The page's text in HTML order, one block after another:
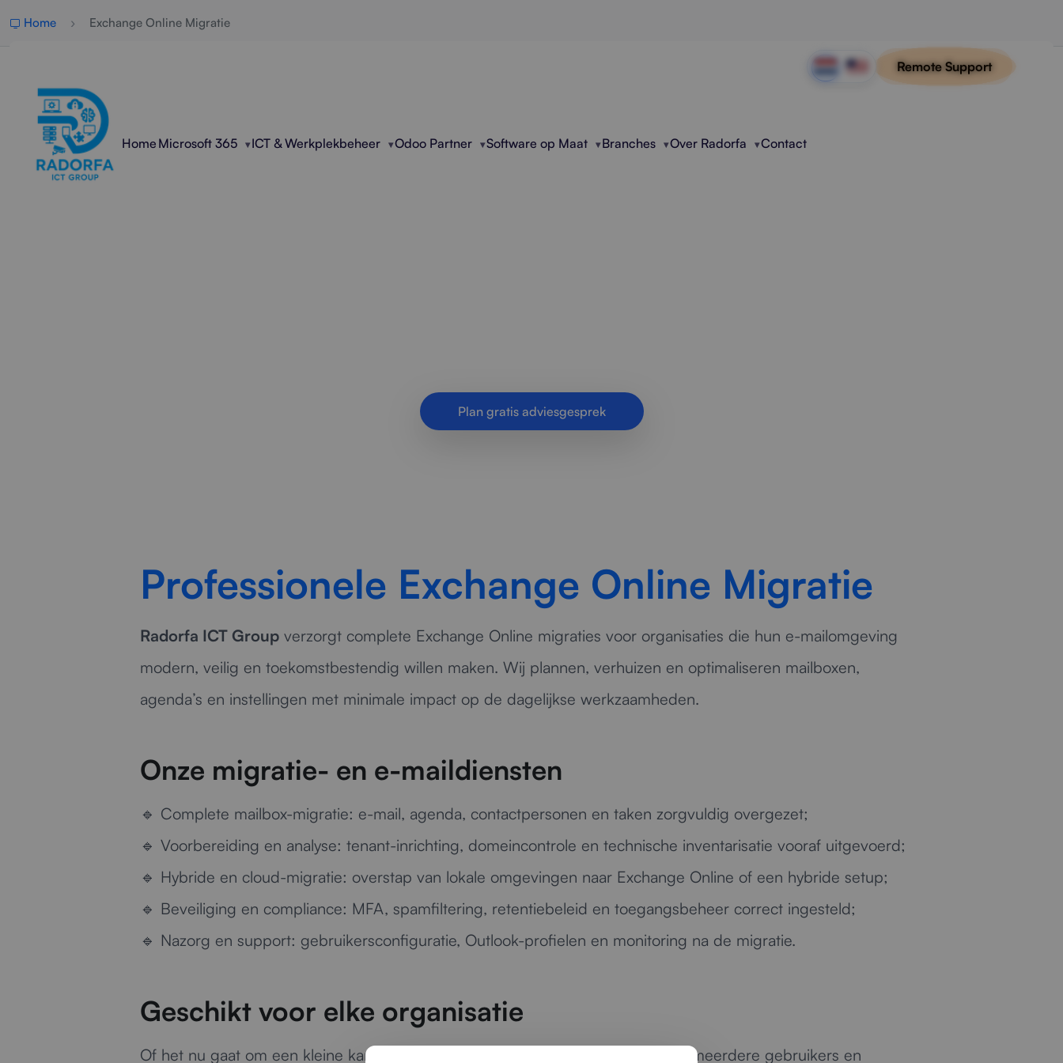
Remote Support
Home Microsoft 365 ICT & Werkplekbeheer Odoo Partner Software op Maat Branches Over Radorfa Contact
Home Exchange Online Migratie
Plan gratis adviesgesprek
Professionele Exchange Online Migratie
Radorfa ICT Group verzorgt complete Exchange Online migraties voor organisaties die hun e-mailomgeving
modern, veilig en toekomstbestendig willen maken. Wij plannen, verhuizen en optimaliseren mailboxen,
agenda’s en instellingen met minimale impact op de dagelijkse werkzaamheden.
Onze migratie- en e-maildiensten
🔹 Complete mailbox-migratie: e-mail, agenda, contactpersonen en taken zorgvuldig overgezet;
🔹 Voorbereiding en analyse: tenant-inrichting, domeincontrole en technische inventarisatie vooraf uitgevoerd;
🔹 Hybride en cloud-migratie: overstap van lokale omgevingen naar Exchange Online of een hybride setup;
🔹 Beveiliging en compliance: MFA, spamfiltering, retentiebeleid en toegangsbeheer correct ingesteld;
🔹 Nazorg en support: gebruikersconfiguratie, Outlook-profielen en monitoring na de migratie.
Geschikt voor elke organisatie
Of het nu gaat om een kleine kantooromgeving of een grotere organisatie met meerdere gebruikers en